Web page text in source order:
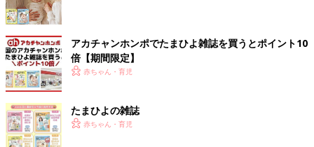
アカチャンホンポでたまひよ雑誌を買うとポイント10
倍【期間限定】
赤ちゃん・育児
たまひよの雑誌
赤ちゃん・育児